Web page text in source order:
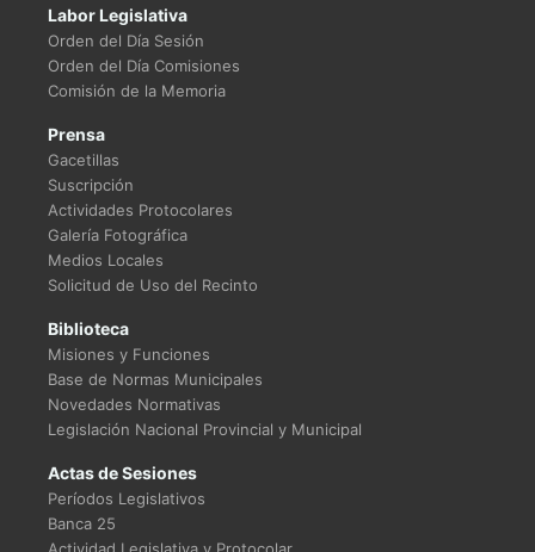
Labor Legislativa
Orden del Día Sesión
Orden del Día Comisiones
Comisión de la Memoria
Prensa
Gacetillas
Suscripción
Actividades Protocolares
Galería Fotográfica
Medios Locales
Solicitud de Uso del Recinto
Biblioteca
Misiones y Funciones
Base de Normas Municipales
Novedades Normativas
Legislación Nacional Provincial y Municipal
Actas de Sesiones
Períodos Legislativos
Banca 25